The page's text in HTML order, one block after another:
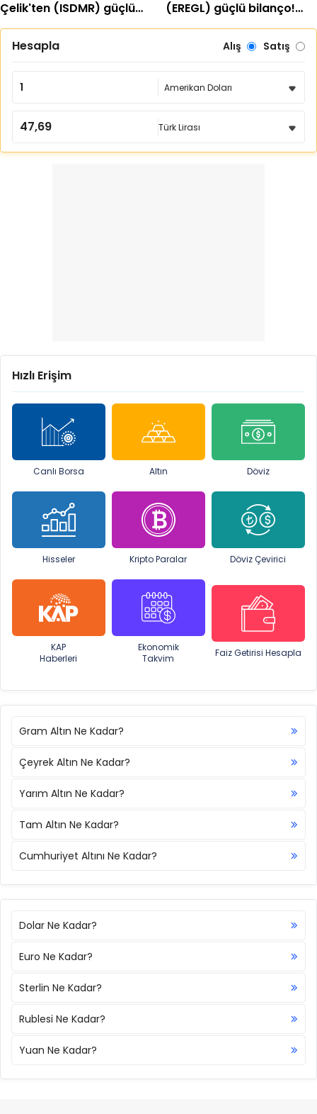
Çelik'ten (ISDMR) güçlü
bilanço! Net kâr yüzde
203 arttı
(EREGL) güçlü bilanço!
Net kâr yüzde 415 arttı
Hesapla
Alış Satış
Hızlı Erişim
Canlı Borsa Altın Döviz
Hisseler Kripto Paralar Döviz Çevirici
KAP
Haberleri
Ekonomik
Takvim
Faiz Getirisi Hesapla
Gram Altın Ne Kadar?
Çeyrek Altın Ne Kadar?
Yarım Altın Ne Kadar?
Tam Altın Ne Kadar?
Cumhuriyet Altını Ne Kadar?
Dolar Ne Kadar?
Euro Ne Kadar?
Sterlin Ne Kadar?
Rublesi Ne Kadar?
Yuan Ne Kadar?